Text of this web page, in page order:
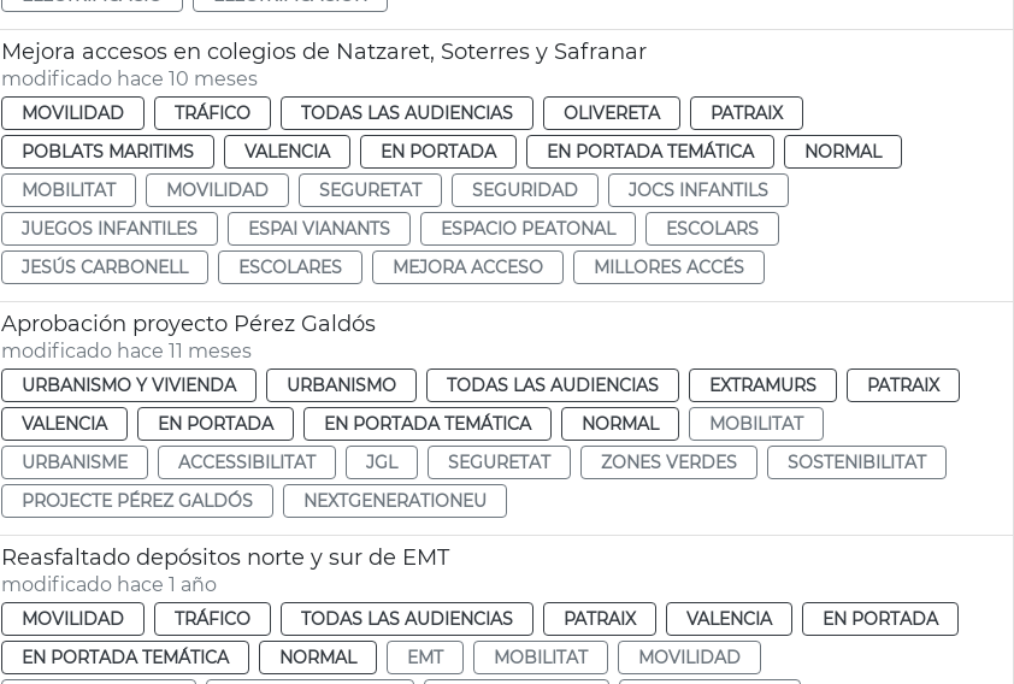
Mejora accesos en colegios de Natzaret, Soterres y Safranar
modificado hace 10 meses
MOVILIDAD TRÁFICO TODAS LAS AUDIENCIAS OLIVERETA
PATRAIX
POBLATS MARITIMS
VALENCIA EN PORTADA EN PORTADA TEMÁTICA
NORMAL
MOBILITAT
MOVILIDAD SEGURETAT SEGURIDAD
JOCS INFANTILS
JUEGOS INFANTILES
ESPAI VIANANTS ESPACIO PEATONAL
ESCOLARS
JESÚS CARBONELL
ESCOLARES MEJORA ACCESO MILLORES ACCÉS
Aprobación proyecto Pérez Galdós
modificado hace 11 meses
URBANISMO Y VIVIENDA URBANISMO TODAS LAS AUDIENCIAS EXTRAMURS
PATRAIX
VALENCIA
EN PORTADA EN PORTADA TEMÁTICA NORMAL
MOBILITAT
URBANISME
ACCESSIBILITAT JGL SEGURETAT ZONES VERDES
SOSTENIBILITAT
PROJECTE PÉREZ GALDÓS
NEXTGENERATIONEU
Reasfaltado depósitos norte y sur de EMT
modificado hace 1 año
MOVILIDAD TRÁFICO TODAS LAS AUDIENCIAS PATRAIX VALENCIA
EN PORTADA
EN PORTADA TEMÁTICA
NORMAL EMT MOBILITAT
MOVILIDAD